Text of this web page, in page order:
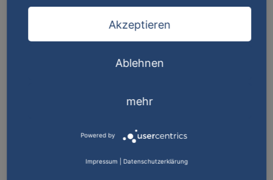
Montag – Freitag
7.00 – 12.30 h und 13.00 – 17:00 h
Abfallbeseitigung in Lippe
Ganz gleich, ob Großbetrieb, Baustelle oder privater
Akzeptieren
Ablehnen
mehr
Powered by
Impressum Datenschutzerklärung